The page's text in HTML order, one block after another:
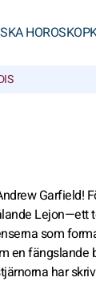
HOROSKOP
Garfield!
Lejon—ett
som
en fängslande
har